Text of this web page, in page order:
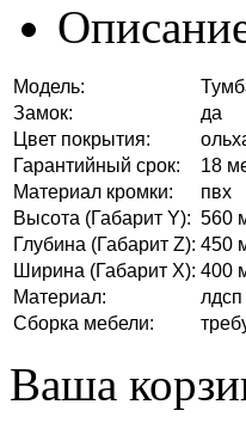
Модель:
Замок:
да
Цвет покрытия:
Гарантийный срок:
18
Материал кромки:
пвх
Высота (Габарит Y): 560
Глубина (Габарит Z): 450
Ширина (Габарит X): 400
Материал:
лдсп
Сборка мебели:
Ваша